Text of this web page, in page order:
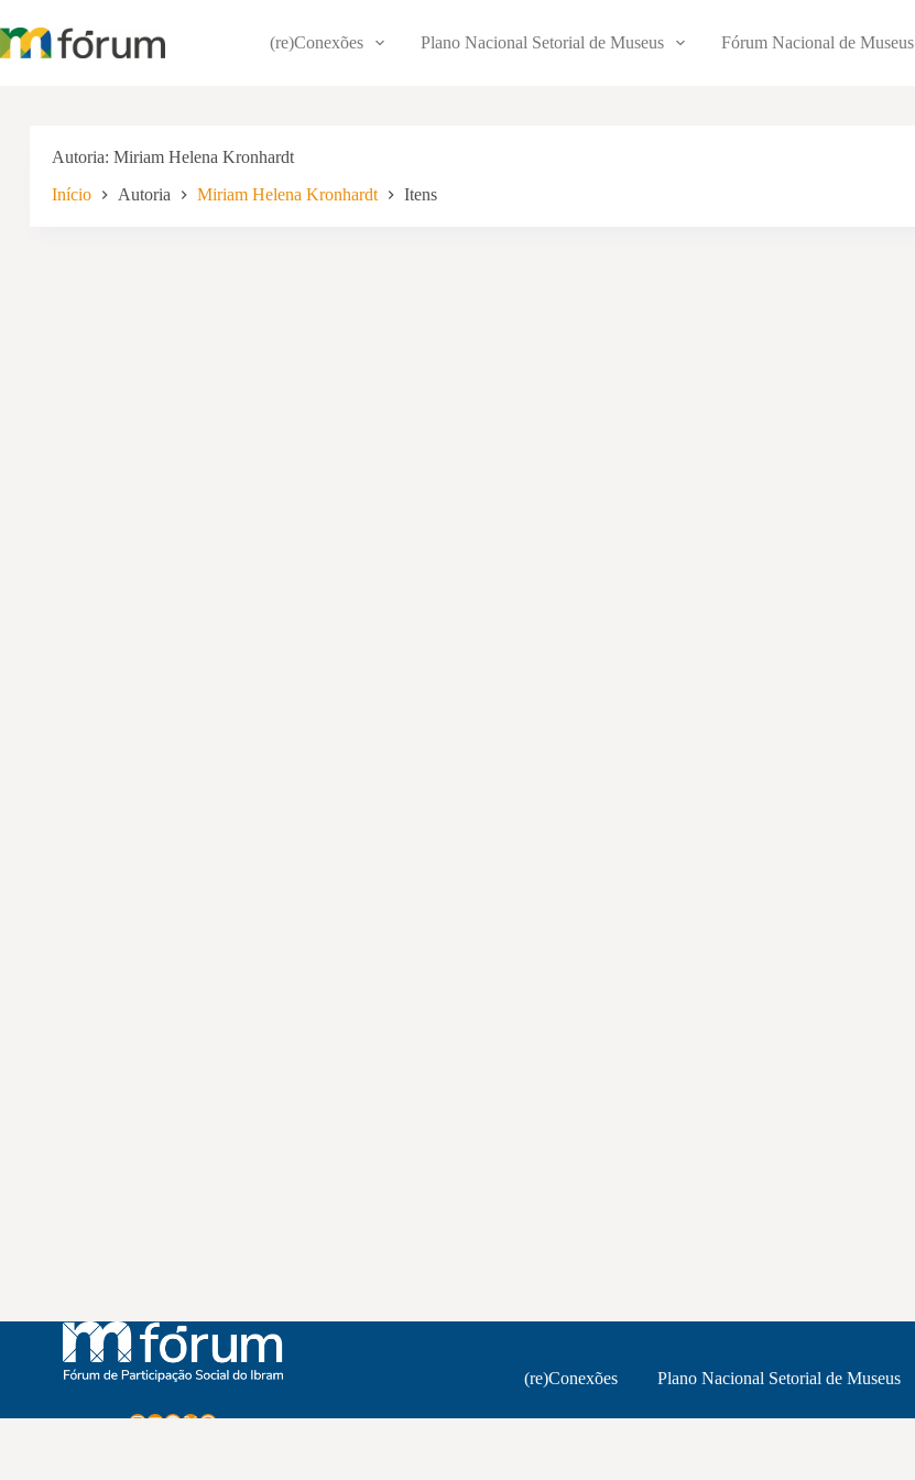
para
o
(re)Conexões Plano Nacional Setorial de Museus Fórum Nacional de Museus
Autoria Miriam Helena Kronhardt
Início Autoria Miriam Helena Kronhardt Itens
Instagram
Youtube
Facebook
X WhatsApp
(re)Conexões Plano Nacional Setorial de Museus